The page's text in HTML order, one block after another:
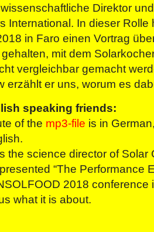
Direktor
International. In dieser Rolle
in Faro einen Vortrag
mit dem
vergleichbar gemacht
erzählt er uns, worum es
speaking friends:
of the mp3-file is in
the science director of Solar
“The Performance
2018 conference
what it is about.